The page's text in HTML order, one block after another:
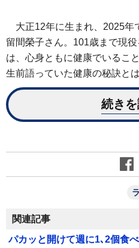
大正12年に生まれ、2025年
留間榮子さん。101歳まで現
は、心身ともに健康でいるこ
生前語っていた健康の秘訣と
続き
関連記事
パカッと開けて週に1､2個食